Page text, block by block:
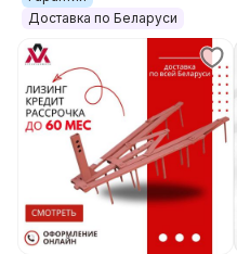
Доставка по Беларуси